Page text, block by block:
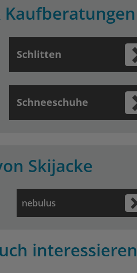
Schlitten
Schneeschuhe
Skijacke
nebulus
interessieren